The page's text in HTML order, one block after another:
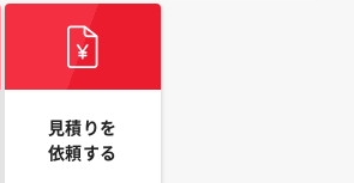
見積りを
依頼する